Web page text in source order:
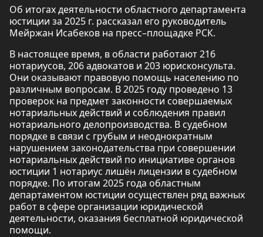
Об итогах деятельности областного департамента
юстиции за 2025 г. рассказал его руководитель
Мейржан Исабеков на пресс–площадке РСК.
В настоящее время, в области работают 216
нотариусов, 206 адвокатов и 203 юрисконсульта.
Они оказывают правовую помощь населению по
различным вопросам. В 2025 году проведено 13
проверок на предмет законности совершаемых
нотариальных действий и соблюдения правил
нотариального делопроизводства. В судебном
порядке в связи с грубым и неоднократным
нарушением законодательства при совершении
нотариальных действий по инициативе органов
юстиции 1 нотариус лишён лицензии в судебном
порядке. По итогам 2025 года областным
департаментом юстиции осуществлен ряд важных
работ в сфере организации юридической
деятельности, оказания бесплатной юридической
помощи.